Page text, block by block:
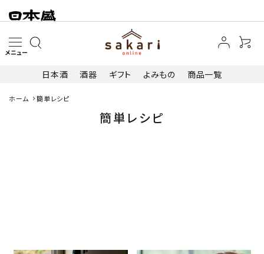
メニュー
日本酒 酒器 ギフト よみもの 商品一覧
ギフト
ホーム 簡単レシピ
簡単レシピ